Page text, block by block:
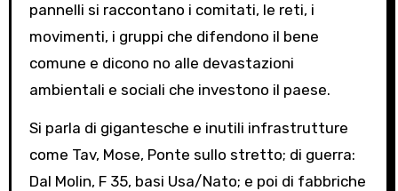
pannelli si raccontano i comitati, le reti, i
movimenti, i gruppi che difendono il bene
comune e dicono no alle devastazioni
ambientali e sociali che investono il paese.
Si parla di gigantesche e inutili infrastrutture
come Tav, Mose, Ponte sullo stretto; di guerra:
Dal Molin, F 35, basi Usa/Nato; e poi di fabbriche